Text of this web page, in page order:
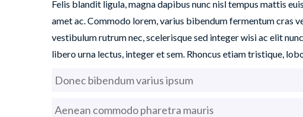
Felis blandit ligula, magna dapibus nunc nisl tempus mattis
amet ac. Commodo lorem, varius bibendum fermentum cras
vestibulum rutrum nec, scelerisque sed integer wisi ac elit
libero urna lectus, integer et sem. Rhoncus etiam tristique,
Donec bibendum varius ipsum
Aenean commodo pharetra mauris